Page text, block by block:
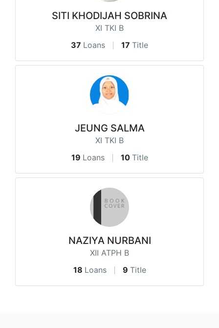
SITI KHODIJAH SOBRINA
XI TKI B
37 Loans 17 Title
JEUNG SALMA
XI TKI B
19 Loans 10 Title
NAZIYA NURBANI
XII ATPH B
18 Loans 9 Title